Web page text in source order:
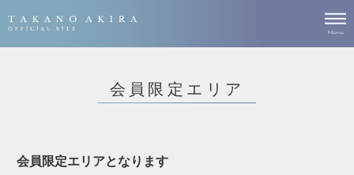
会員限定エリア
会員限定エリアとなります